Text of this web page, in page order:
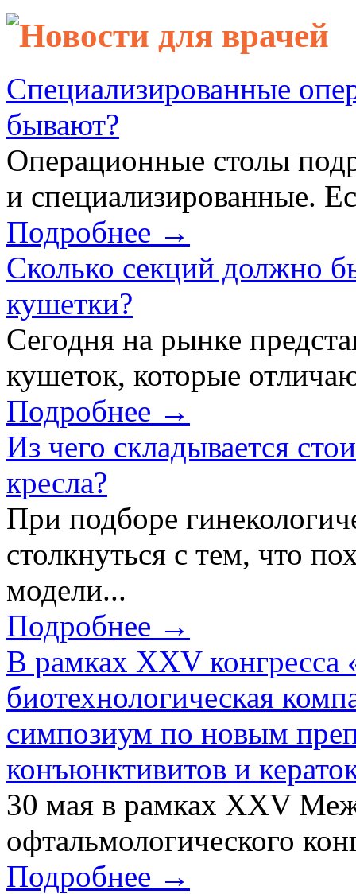
Новости для врачей
Специализированные
бывают?
Операционные столы
и специализированные.
Подробнее →
Сколько секций должно
кушетки?
Сегодня на рынке
кушеток, которые
Подробнее →
Из чего складывается
кресла?
При подборе
столкнуться с тем, что
модели...
Подробнее →
В рамках XXV конгресса
биотехнологическая
симпозиум по новым
конъюнктивитов и
30 мая в рамках XXV
офтальмологического
Подробнее →